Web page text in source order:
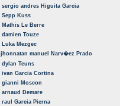
sergio andres Higuita Garcia
Sepp Kuss
Mathis Le Berre
damien Touze
Luka Mezgec
jhonnatan manuel Narv�ez Prado
dylan Teuns
ivan Garcia Cortina
gianni Moscon
arnaud Demare
raul Garcia Pierna